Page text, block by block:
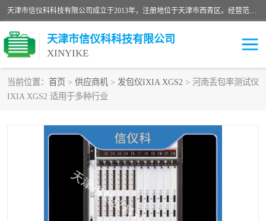
天津市信仪科科技有限公司成立于2013年，注册地位于天津市西青区。经营范围包括计算机软件、电子产品、仪器技术开发、技术转让、技术咨询、技术服务、网络工程、电子监控工程安装等；主要产品有：网络流量测试仪、Ixia XM2、XM12、XGS2、XGS12、400T、1600T、X16网络协议分析仪，Agilent N2X 等等各种型号，欢迎来电咨询。
天津市信仪科科技有限公司
XINYIKE
当前位置： 首页 > 供应商机 > 发包仪IXIA XGS2 > 河南丢包率测试仪
IXIA XGS2 适用于多种行业
思博伦Spirent C50
思博伦Spirent C100 思博伦Spirent N4U
思博伦Spirent N11U 思博伦Spirent SPT-2U
思博伦600B 思博伦SPT-2000A-HS